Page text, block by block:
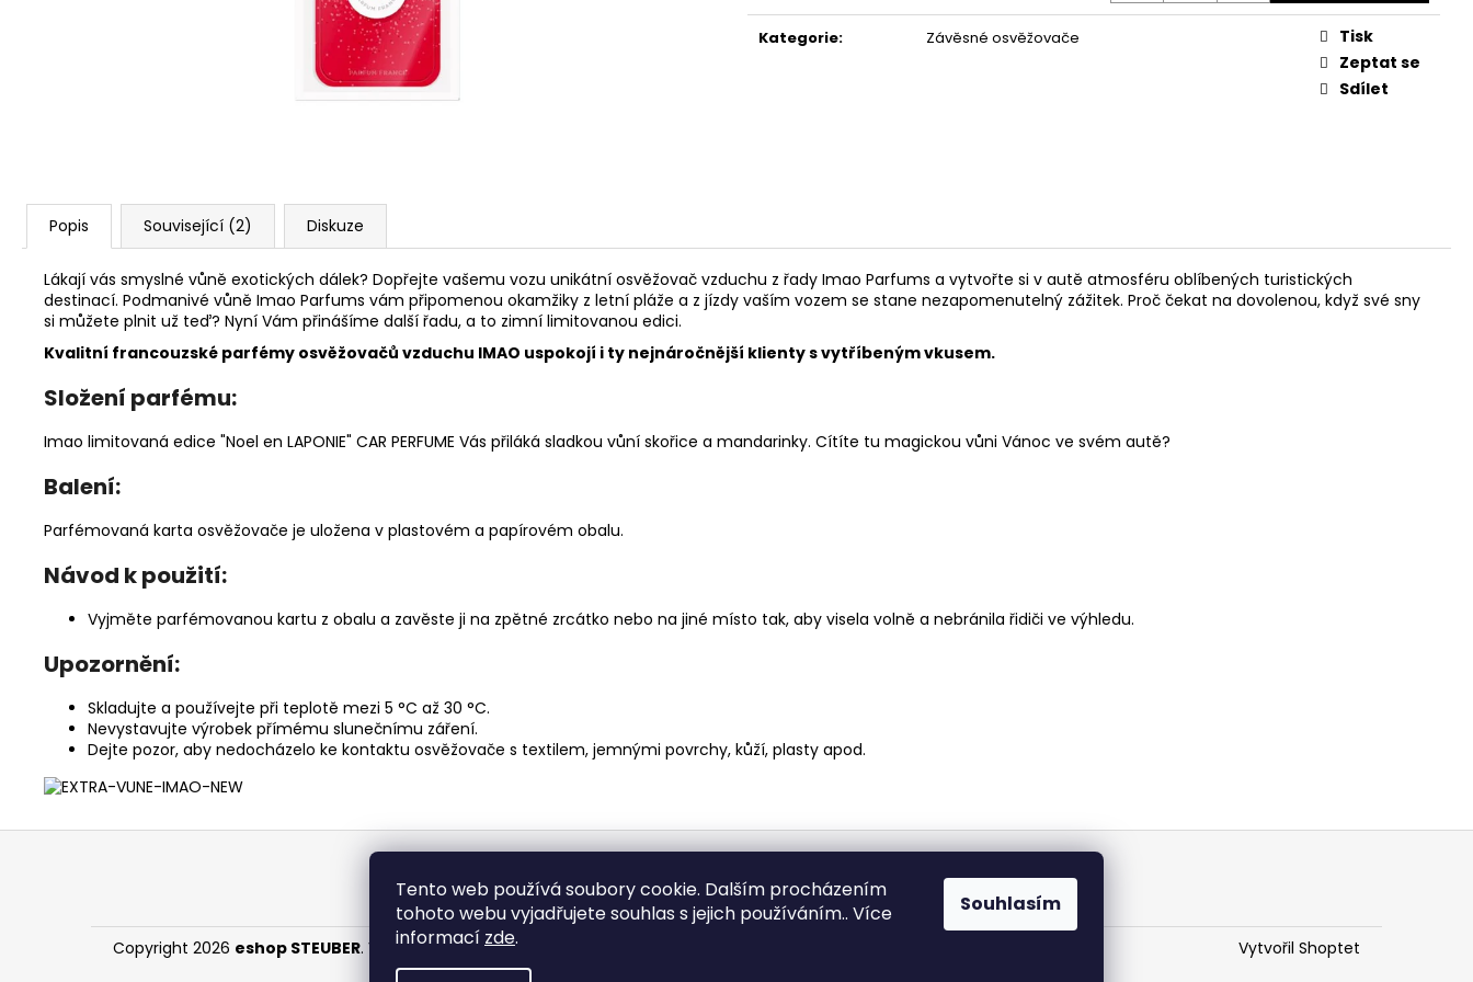
Tento web používá soubory cookie. Dalším procházením
tohoto webu vyjadřujete souhlas s jejich používáním.. Více
informací zde.
Souhlasím
cena:
Kategorie: Závěsné osvěžovače
Tisk
Zeptat se
Sdílet
Popis Související (2) Diskuze
Lákají vás smyslné vůně exotických dálek? Dopřejte vašemu vozu unikátní osvěžovač vzduchu z řady Imao Parfums a vytvořte si v autě atmosféru oblíbených turistických
destinací. Podmanivé vůně Imao Parfums vám připomenou okamžiky z letní pláže a z jízdy vaším vozem se stane nezapomenutelný zážitek. Proč čekat na dovolenou, když své sny
si můžete plnit už teď? Nyní Vám přinášíme další řadu, a to zimní limitovanou edici.
Kvalitní francouzské parfémy osvěžovačů vzduchu IMAO uspokojí i ty nejnáročnější klienty s vytříbeným vkusem.
Složení parfému:
Imao limitovaná edice "Noel en LAPONIE" CAR PERFUME Vás přiláká sladkou vůní skořice a mandarinky. Cítíte tu magickou vůni Vánoc ve svém autě?
Balení:
Parfémovaná karta osvěžovače je uložena v plastovém a papírovém obalu.
Návod k použití:
Vyjměte parfémovanou kartu z obalu a zavěste ji na zpětné zrcátko nebo na jiné místo tak, aby visela volně a nebránila řidiči ve výhledu.
Upozornění:
Skladujte a používejte při teplotě mezi 5 °C až 30 °C.
Nevystavujte výrobek přímému slunečnímu záření.
Dejte pozor, aby nedocházelo ke kontaktu osvěžovače s textilem, jemnými povrchy, kůží, plasty apod.
Z
Vytvořil Shoptet
Copyright 2026 eshop STEUBER. Všechna práva vyhrazena.